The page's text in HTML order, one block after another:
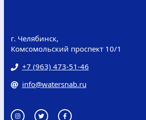
г. Челябинск,
Комсомольский проспект 10/1
+7 (963) 473-51-46
info@watersnab.ru